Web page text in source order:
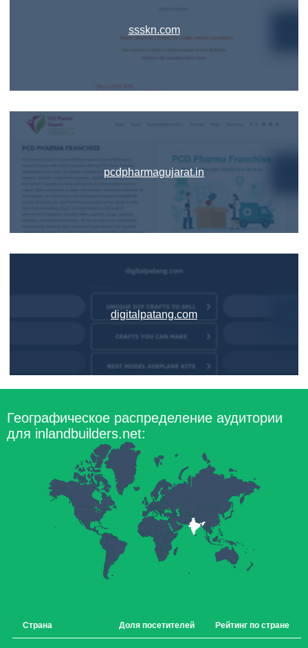
ssskn.com
pcdpharmagujarat.in
digitalpatang.com
Географическое распределение аудитории
для inlandbuilders.net:
Страна Доля посетителей Рейтинг по стране